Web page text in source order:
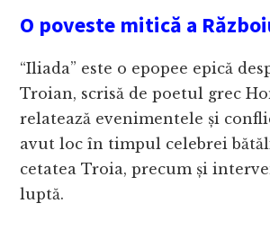
O poveste mitică a
“Iliada” este o epopee epică
Troian, scrisă de poetul grec
relatează evenimentele și
avut loc în timpul celebrei
cetatea Troia, precum și
luptă.